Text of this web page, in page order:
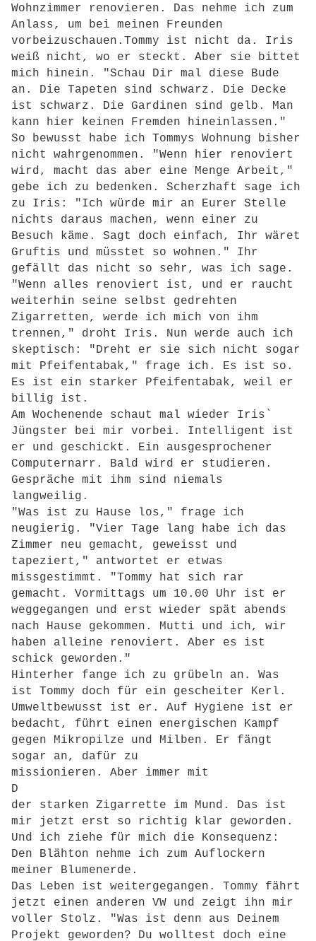
Wohnzimmer renovieren. Das nehme ich zum
Anlass, um bei meinen Freunden
vorbeizuschauen.Tommy ist nicht da. Iris
weiß nicht, wo er steckt. Aber sie bittet
mich hinein. "Schau Dir mal diese Bude
an. Die Tapeten sind schwarz. Die Decke
ist schwarz. Die Gardinen sind gelb. Man
kann hier keinen Fremden hineinlassen."
So bewusst habe ich Tommys Wohnung bisher
nicht wahrgenommen. "Wenn hier renoviert
wird, macht das aber eine Menge Arbeit,"
gebe ich zu bedenken. Scherzhaft sage ich
zu Iris: "Ich würde mir an Eurer Stelle
nichts daraus machen, wenn einer zu
Besuch käme. Sagt doch einfach, Ihr wäret
Gruftis und müsstet so wohnen." Ihr
gefällt das nicht so sehr, was ich sage.
"Wenn alles renoviert ist, und er raucht
weiterhin seine selbst gedrehten
Zigarretten, werde ich mich von ihm
trennen," droht Iris. Nun werde auch ich
skeptisch: "Dreht er sie sich nicht sogar
mit Pfeifentabak," frage ich. Es ist so.
Es ist ein starker Pfeifentabak, weil er
billig ist.
Am Wochenende schaut mal wieder Iris`
Jüngster bei mir vorbei. Intelligent ist
er und geschickt. Ein ausgesprochener
Computernarr. Bald wird er studieren.
Gespräche mit ihm sind niemals
langweilig.
"Was ist zu Hause los," frage ich
neugierig. "Vier Tage lang habe ich das
Zimmer neu gemacht, geweisst und
tapeziert," antwortet er etwas
missgestimmt. "Tommy hat sich rar
gemacht. Vormittags um 10.00 Uhr ist er
weggegangen und erst wieder spät abends
nach Hause gekommen. Mutti und ich, wir
haben alleine renoviert. Aber es ist
schick geworden."
Hinterher fange ich zu grübeln an. Was
ist Tommy doch für ein gescheiter Kerl.
Umweltbewusst ist er. Auf Hygiene ist er
bedacht, führt einen energischen Kampf
gegen Mikropilze und Milben. Er fängt
sogar an, dafür zu
missionieren. Aber immer mit
D
der starken Zigarrette im Mund. Das ist
mir jetzt erst so richtig klar geworden.
Und ich ziehe für mich die Konsequenz:
Den Blähton nehme ich zum Auflockern
meiner Blumenerde.
Das Leben ist weitergegangen. Tommy fährt
jetzt einen anderen VW und zeigt ihn mir
voller Stolz. "Was ist denn aus Deinem
Projekt geworden? Du wolltest doch eine